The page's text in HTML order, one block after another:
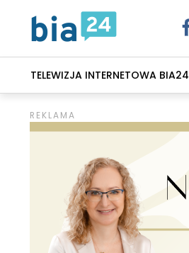
TELEWIZJA INTERNETOWA BIA24